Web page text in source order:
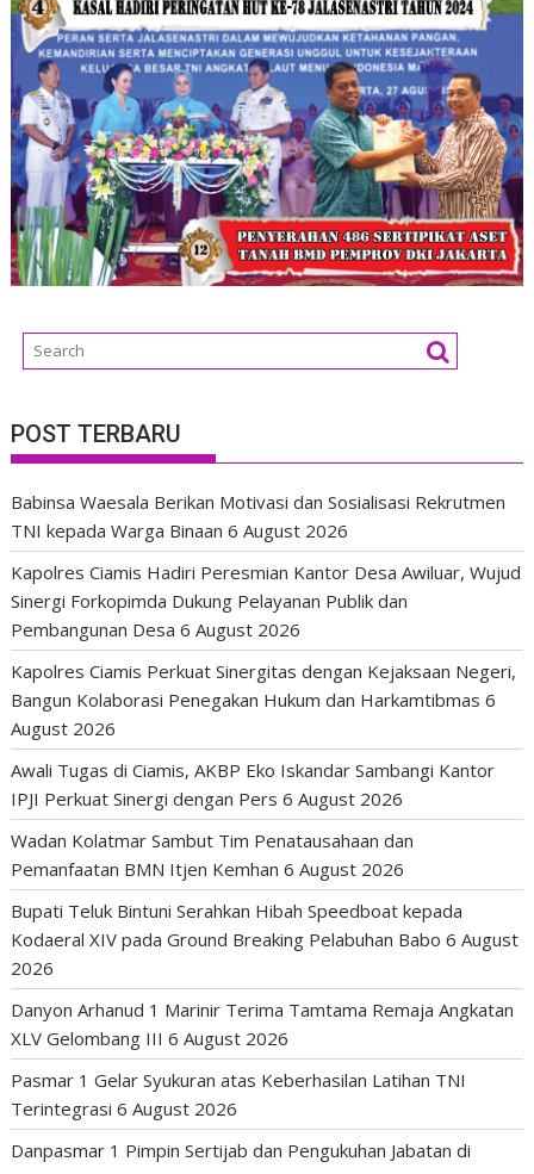
POST TERBARU
Babinsa Waesala Berikan Motivasi dan Sosialisasi Rekrutmen
TNI kepada Warga Binaan 6 August 2026
Kapolres Ciamis Hadiri Peresmian Kantor Desa Awiluar, Wujud
Sinergi Forkopimda Dukung Pelayanan Publik dan
Pembangunan Desa 6 August 2026
Kapolres Ciamis Perkuat Sinergitas dengan Kejaksaan Negeri,
Bangun Kolaborasi Penegakan Hukum dan Harkamtibmas 6
August 2026
Awali Tugas di Ciamis, AKBP Eko Iskandar Sambangi Kantor
IPJI Perkuat Sinergi dengan Pers 6 August 2026
Wadan Kolatmar Sambut Tim Penatausahaan dan
Pemanfaatan BMN Itjen Kemhan 6 August 2026
Bupati Teluk Bintuni Serahkan Hibah Speedboat kepada
Kodaeral XIV pada Ground Breaking Pelabuhan Babo 6 August
2026
Danyon Arhanud 1 Marinir Terima Tamtama Remaja Angkatan
XLV Gelombang III 6 August 2026
Pasmar 1 Gelar Syukuran atas Keberhasilan Latihan TNI
Terintegrasi 6 August 2026
Danpasmar 1 Pimpin Sertijab dan Pengukuhan Jabatan di